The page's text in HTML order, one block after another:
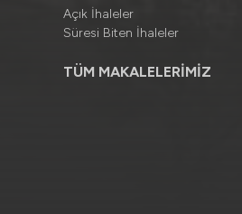
Açık İhaleler
Süresi Biten İhaleler
TÜM MAKALELERİMİZ